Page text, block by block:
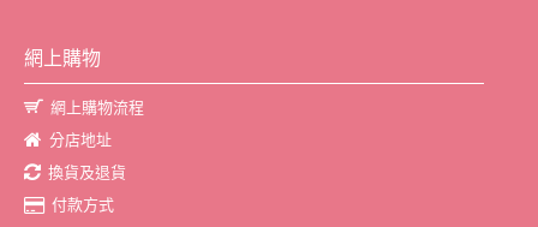
網上購物
網上購物流程
分店地址
換貨及退貨
付款方式